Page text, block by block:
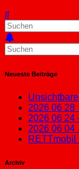
Neueste Beiträge
2026 06 28
2026 06 24
2026 06 04
RETTmobil
Archiv